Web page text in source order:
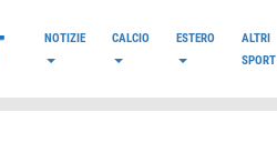
NOTIZIE CALCIO ESTERO
ALTRI
SPORT